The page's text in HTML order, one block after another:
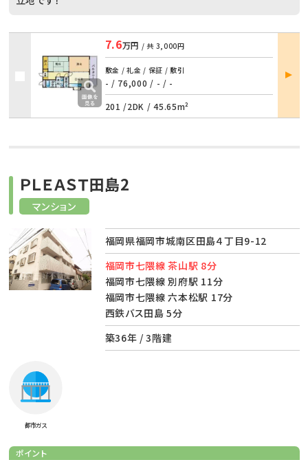
7.6万円 / 共 3,000円
敷金 / 礼金 / 保証 / 敷引
- / 76,000 / - / -
201 /2DK /45.65m²
部屋
詳細
マンション
ＰＬＥＡＳＴ田島2
福岡県福岡市城南区田島４丁目9-12
福岡市七隈線 茶山駅 8分
福岡市七隈線 別府駅 11分
福岡市七隈線 六本松駅 17分
西鉄バス田島 5分
築36年 / 3階建
都市ガス
ポイント